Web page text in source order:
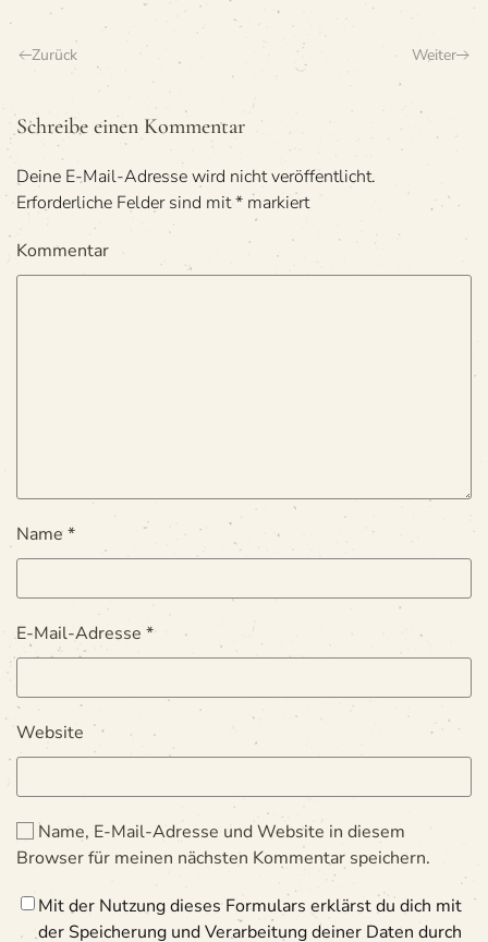
Zurück Weiter
Schreibe einen Kommentar
Deine E-Mail-Adresse wird nicht veröffentlicht.
Erforderliche Felder sind mit* markiert
Kommentar
Name*
E-Mail-Adresse *
Website
Name, E-Mail-Adresse und Website in diesem
Browser für meinen nächsten Kommentar speichern.
Mit der Nutzung dieses Formulars erklärst du dich mit
der Speicherung und Verarbeitung deiner Daten durch